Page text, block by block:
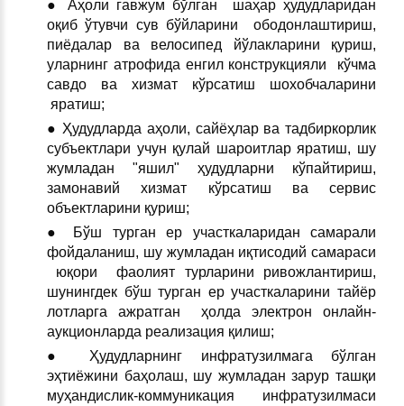
● Аҳоли гавжум бўлган шаҳар ҳудудларидан
оқиб ўтувчи сув бўйларини ободонлаштириш,
пиёдалар ва велосипед йўлакларини қуриш,
уларнинг атрофида енгил конструкцияли кўчма
савдо ва хизмат кўрсатиш шохобчаларини
яратиш;
● Ҳудудларда аҳоли, сайёҳлар ва тадбиркорлик
субъектлари учун қулай шароитлар яратиш, шу
жумладан "яшил" ҳудудларни кўпайтириш,
замонавий хизмат кўрсатиш ва сервис
объектларини қуриш;
● Бўш турган ер участкаларидан самарали
фойдаланиш, шу жумладан иқтисодий самараси
юқори фаолият турларини ривожлантириш,
шунингдек бўш турган ер участкаларини тайёр
лотларга ажратган ҳолда электрон онлайн-
аукционларда реализация қилиш;
● Ҳудудларнинг инфратузилмага бўлган
эҳтиёжини баҳолаш, шу жумладан зарур ташқи
муҳандислик-коммуникация инфратузилмаси